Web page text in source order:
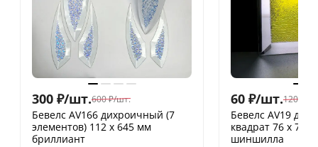
300 ₽/шт.600 ₽/шт.
Бевелс AV166 дихроичный (7
элементов) 112 х 645 мм
бриллиант
60 ₽/шт.120
Бевелс AV19
квадрат 76 х 76
шиншилла